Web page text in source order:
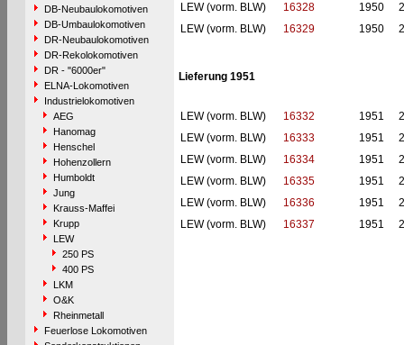
DB-Neubaulokomotiven
DB-Umbaulokomotiven
DR-Neubaulokomotiven
DR-Rekolokomotiven
DR - "6000er"
ELNA-Lokomotiven
Industrielokomotiven
AEG
Hanomag
Henschel
Hohenzollern
Humboldt
Jung
Krauss-Maffei
Krupp
LEW
250 PS
400 PS
LKM
O&K
Rheinmetall
Feuerlose Lokomotiven
LEW (vorm. BLW)
16328 1950
LEW (vorm. BLW)
16329 1950
Lieferung 1951
LEW (vorm. BLW) 16332 1951
LEW (vorm. BLW)
16333 1951
LEW (vorm. BLW)
16334 1951
LEW (vorm. BLW)
16335 1951
LEW (vorm. BLW)
16336 1951
LEW (vorm. BLW)
16337 1951